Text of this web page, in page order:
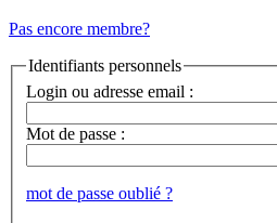
Pas encore membre?
Identifiants personnels
Login ou adresse email :
Mot de passe :
mot de passe oublié ?